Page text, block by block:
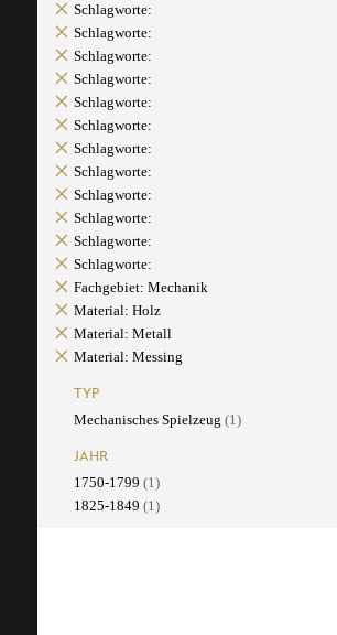
Schlagworte:
Schlagworte:
Schlagworte:
Schlagworte:
Schlagworte:
Schlagworte:
Schlagworte:
Schlagworte:
Schlagworte:
Schlagworte:
Schlagworte:
Schlagworte:
Fachgebiet: Mechanik
Material: Holz
Material: Metall
Material: Messing
TYP
Mechanisches Spielzeug (1)
JAHR
1750-1799 (1)
1825-1849 (1)